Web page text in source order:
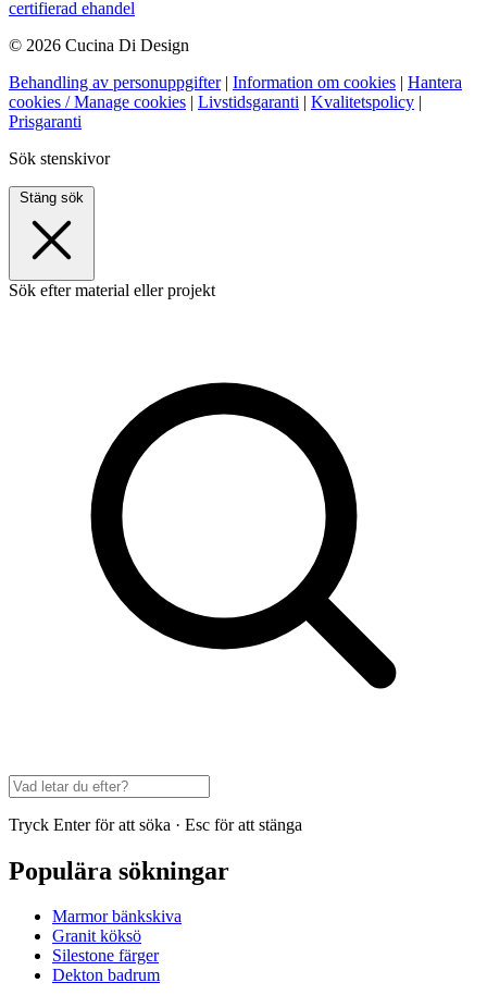
certifierad ehandel
© 2026 Cucina Di Design
Behandling av personuppgifter | Information om cookies | Hantera
cookies / Manage cookies | Livstidsgaranti | Kvalitetspolicy |
Prisgaranti
Sök stenskivor
Stäng sök
Sök efter material eller projekt
Tryck Enter för att söka · Esc för att stänga
Populära sökningar
Marmor bänkskiva
Granit köksö
Silestone färger
Dekton badrum